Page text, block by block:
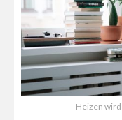
Heizen